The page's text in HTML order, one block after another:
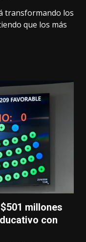
transformando los
que los más
millones
con